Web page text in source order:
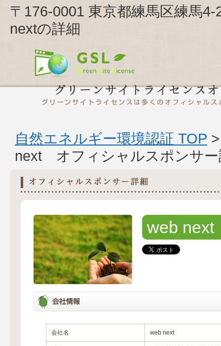
〒176-0001 東京都練馬区練馬
nextの詳細
自然エネルギー環境認証 TOP
next オフィシャルスポンサー
web next
会社名 web next